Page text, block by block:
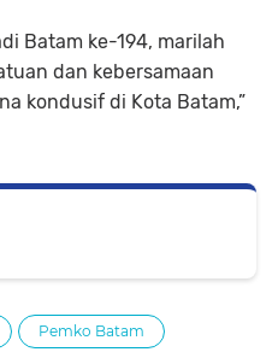
Batam ke-194, marilah
dan kebersamaan
kondusif di Kota Batam,”
Pemko Batam